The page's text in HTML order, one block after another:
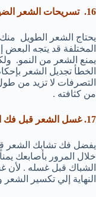
16. تسريحات الشعر الضيقة :
يحتاج الشعر الطويل
المختلفة قد يتجه
يمنع الشعر من النمو.
الخطأ تجديل الشعر
التصرفات لا تزيد من
من كثافته .
17. غسل الشعر قبل فك التشابك :
يفضل فك تشابك الشعر
خلال المرور بأصابعك
الشباك قبل غسله . لأن
النهاية إلي تكسير